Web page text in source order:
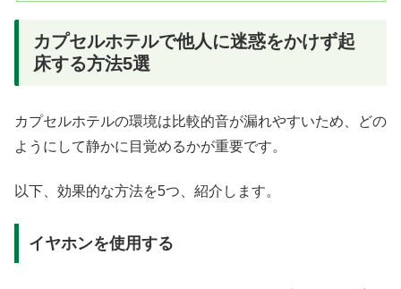
カプセルホテルで他人に迷惑をかけず起
床する方法5選
カプセルホテルの環境は比較的音が漏れやすいため、どの
ようにして静かに目覚めるかが重要です。
以下、効果的な方法を5つ、紹介します。
イヤホンを使用する